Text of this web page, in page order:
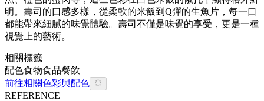
明。壽司的口感多樣，從柔軟的米飯到Q彈的生魚片，每一口
都能帶來細膩的味覺體驗。壽司不僅是味覺的享受，更是一種
視覺上的藝術。
相關標籤
配色食物食品餐飲
前往相關色彩與配色
REFERENCE